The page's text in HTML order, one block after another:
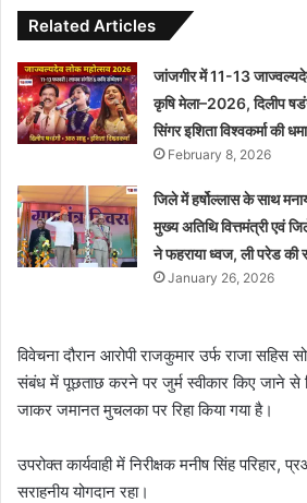
Related Articles
जांजगीर में 11-13
कृषि मेला–2026, दिलीप
सिंगर इशिता विश्वकर्मा की
February 8, 2026
जिले में हर्षोल्लास के साथ
मुख्य अतिथि वित्तमंत्री एवं
ने फहराया ध्वज, ली परेड की
January 26, 2026
विवेचना दौरान आरोपी राजकुमार उर्फ राजा सहिस
संबंध में पूछताछ करने पर जुर्म स्वीकार किए जाने से
जाकर जमानत मुचलका पर रिहा किया गया है।
उपरोक्त कार्यवाही में निरीक्षक मनीष सिंह परिहार,
सराहनीय योगदान रहा।